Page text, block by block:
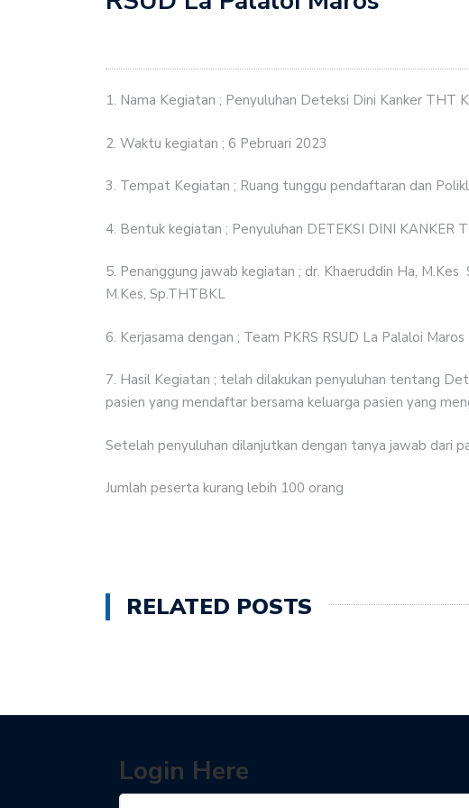
1. Nama Kegiatan ; Penyuluhan Deteksi Dini Kanker THT
2. Waktu kegiatan ; 6 Pebruari 2023
3. Tempat Kegiatan ; Ruang tunggu pendaftaran dan
4. Bentuk kegiatan ; Penyuluhan DETEKSI DINI KANKER
5. Penanggung jawab kegiatan ; dr. Khaeruddin Ha, M.Kes
M.Kes, Sp.THTBKL
6. Kerjasama dengan ; Team PKRS RSUD La Palaloi Maros
7. Hasil Kegiatan ; telah dilakukan penyuluhan tentang
pasien yang mendaftar bersama keluarga pasien yang
Setelah penyuluhan dilanjutkan dengan tanya jawab dari
Jumlah peserta kurang lebih 100 orang
RELATED POSTS
Login Here